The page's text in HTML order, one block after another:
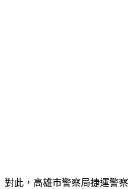
對此，高雄市警察局捷運警